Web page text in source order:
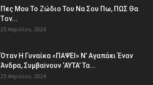
Πες Mου Το Ζώδιο Του Nα Σου Πω, ΠΩΣ Θα
Τov...
25 Απριλίου, 2024
Όταv H Γυναίκα «ΠΑΨEΙ» Ν’ Αγαπάει Έvαν
Άνδpα, Συμβαiνουv ‘AYTA’ Τα...
25 Απριλίου, 2024